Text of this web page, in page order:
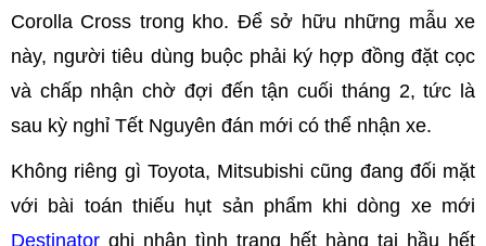
Corolla Cross trong kho. Để sở hữu những mẫu xe
này, người tiêu dùng buộc phải ký hợp đồng đặt cọc
và chấp nhận chờ đợi đến tận cuối tháng 2, tức là
sau kỳ nghỉ Tết Nguyên đán mới có thể nhận xe.
Không riêng gì Toyota, Mitsubishi cũng đang đối mặt
với bài toán thiếu hụt sản phẩm khi dòng xe mới
Destinator ghi nhận tình trạng hết hàng tại hầu hết